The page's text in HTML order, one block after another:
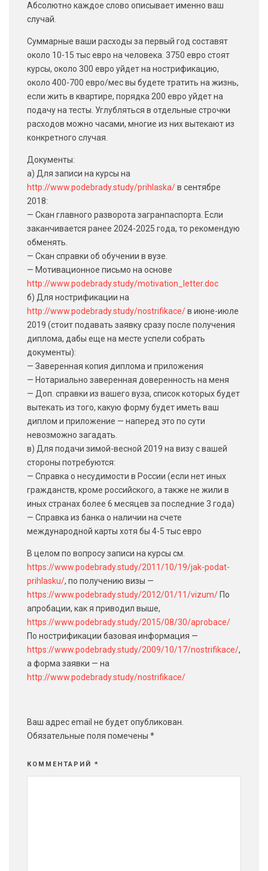
Абсолютно каждое слово описывает именно ваш
случай.
Суммарные ваши расходы за первый год составят
около 10-15 тыс евро на человека. 3750 евро стоят
курсы, около 300 евро уйдет на нострификацию,
около 400-700 евро/мес вы будете тратить на жизнь,
если жить в квартире, порядка 200 евро уйдет на
подачу на тесты. Углубляться в отдельные строчки
расходов можно часами, многие из них вытекают из
конкретного случая.
Документы:
а) Для записи на курсы на
http://www.podebrady.study/prihlaska/в сентябре
2018:
— Скан главного разворота загранпаспорта. Если
заканчивается ранее 2024-2025 года, то рекомендую
обменять.
— Скан справки об обучении в вузе.
— Мотивационное письмо на основе
http://www.podebrady.study/motivation_letter.doc
б) Для нострификации на
http://www.podebrady.study/nostrifikace/в июне-июле
2019 (стоит подавать заявку сразу после получения
диплома, дабы еще на месте успели собрать
документы):
— Заверенная копия диплома и приложения
— Нотариально заверенная доверенность на меня
— Доп. справки из вашего вуза, список которых будет
вытекать из того, какую форму будет иметь ваш
диплом и приложение — наперед это по сути
невозможно загадать.
в) Для подачи зимой-весной 2019 на визу с вашей
стороны потребуются:
— Справка о несудимости в России (если нет иных
гражданств, кроме российского, а также не жили в
иных странах более 6 месяцев за последние 3 года)
— Справка из банка о наличии на счете
международной карты хотя бы 4-5 тыс евро
В целом по вопросу записи на курсы см.
https://www.podebrady.study/2011/10/19/jak-podat-
prihlasku/, по получению визы —
https://www.podebrady.study/2012/01/11/vizum/ По
апробации, как я приводил выше,
https://www.podebrady.study/2015/08/30/aprobace/
По нострификации базовая информация —
https://www.podebrady.study/2009/10/17/nostrifikace/,
а форма заявки — на
http://www.podebrady.study/nostrifikace/
Ваш адрес email не будет опубликован.
Обязательные поля помечены *
КОММЕНТАРИЙ *